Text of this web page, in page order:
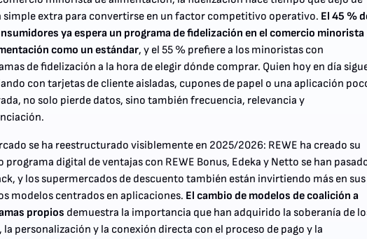
simple extra para convertirse en un factor competitivo operativo. El 45 %
ya espera un programa de fidelización en el comercio minorista
como un estándar, y el 55 % prefiere a los minoristas con
de fidelización a la hora de elegir dónde comprar. Quien hoy en día
con tarjetas de cliente aisladas, cupones de papel o una aplicación
no solo pierde datos, sino también frecuencia, relevancia y
se ha reestructurado visiblemente en 2025/2026: REWE ha creado su
programa digital de ventajas con REWE Bonus, Edeka y Netto se han
y los supermercados de descuento también están invirtiendo más en sus
modelos centrados en aplicaciones. El cambio de modelos de coalición a
propios demuestra la importancia que han adquirido la soberanía de
la personalización y la conexión directa con el proceso de pago y la